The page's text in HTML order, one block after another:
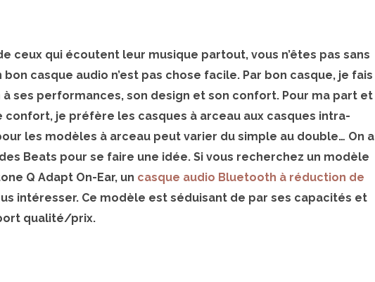
ceux qui écoutent leur musique partout, vous n’êtes pas sans
casque audio n’est pas chose facile. Par bon casque, je fais
ses performances, son design et son confort. Pour ma part et
confort, je préfère les casques à arceau aux casques intra-
les modèles à arceau peut varier du simple au double… On a
Beats pour se faire une idée. Si vous recherchez un modèle
Q Adapt On-Ear, un casque audio Bluetooth à réduction de
intéresser. Ce modèle est séduisant de par ses capacités et
qualité/prix.